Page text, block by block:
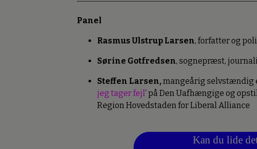
Panel
Rasmus Ulstrup Larsen, forfatter og
Sørine Gotfredsen, sognepræst,
Steffen Larsen,mangeårig selvstændig
jeg tager fejl’ på Den Uafhængige og
Region Hovedstaden for Liberal Alliance
Kan du lide